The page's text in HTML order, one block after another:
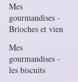
Mes
gourmandises -
Brioches et vien
Mes
gourmandises -
les biscuits